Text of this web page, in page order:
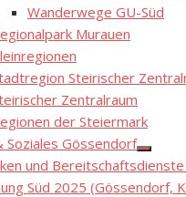
Wanderwege GU-Süd
Murauen
Steirischer
Zentralraum
der Steiermark
Soziales Gössendorf
Show
sub
menu
und
Süd 2025 (Gössendorf,